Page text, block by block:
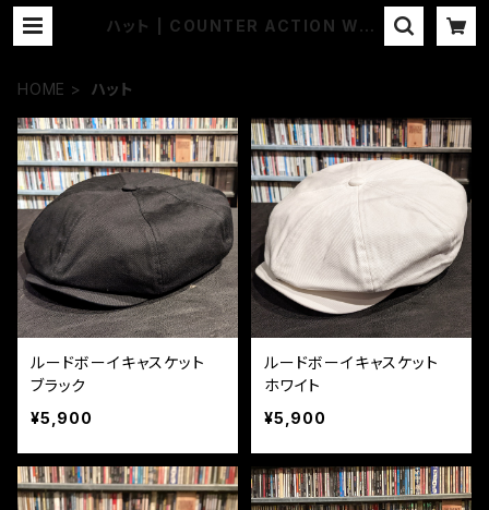
ハット | COUNTER ACTION WEB
HOME ハット
ルードボーイキャスケット
ブラック
¥5,900
ルードボーイキャスケット
ホワイト
¥5,900